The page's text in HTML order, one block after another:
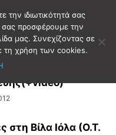
Ένωσης
στη Βίλα Ιόλα (Ο.Τ.
την ιδιωτικότητά σας
σας προσφέρουμε την
μας. Συνεχίζοντας σε
τη χρήση των cookies.